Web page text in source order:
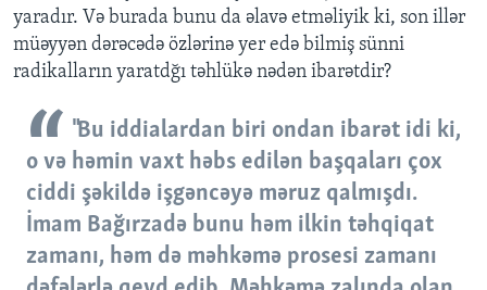
yaradır. Və burada bunu da əlavə etməliyik ki, son illər
müəyyən dərəcədə özlərinə yer edə bilmiş sünni
radikalların yaratdğı təhlükə nədən ibarətdir?
"Bu iddialardan biri ondan ibarət idi ki,
o və həmin vaxt həbs edilən başqaları çox
ciddi şəkildə işgəncəyə məruz qalmışdı.
İmam Bağırzadə bunu həm ilkin təhqiqat
zamanı, həm də məhkəmə prosesi zamanı